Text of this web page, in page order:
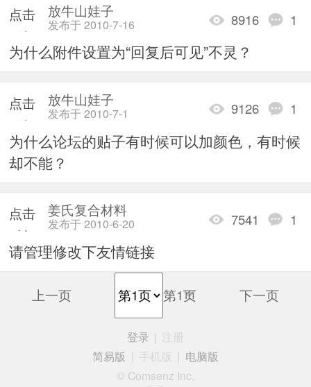
点击
重新
加载
8916 1
放牛山娃子
发布于 2010-7-16
为什么附件设置为“回复后可见”不灵？
点击
重新
加载
9126 1
放牛山娃子
发布于 2010-7-1
为什么论坛的贴子有时候可以加颜色，有时候
却不能？
点击
重新
加载
7541 1
姜氏复合材料
发布于 2010-6-20
请管理修改下友情链接
上一页 第1页 下一页
登录
注册
简易版
手机版
电脑版
© Comsenz Inc.